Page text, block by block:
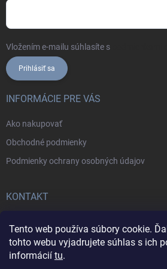
Tento web používa súbory cookie.
tohto webu vyjadrujete súhlas s ich
informácií tu.
Vložením e-mailu súhlasíte s
Prihlásiť sa
INFORMÁCIE PRE VÁS
Ako nakupovať
Obchodné podmienky
Podmienky ochrany osobných údajov
KONTAKT
+421902787857